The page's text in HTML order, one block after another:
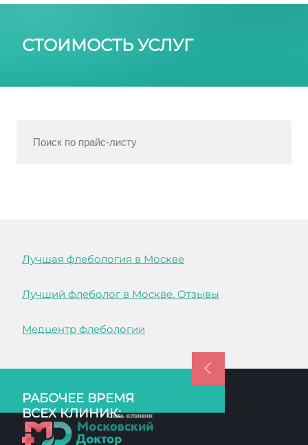
СТОИМОСТЬ УСЛУГ
Лучшая флебология в Москве
Лучший флеболог в Москве. Отзывы
Медцентр флебологии
РАБОЧЕЕ ВРЕМЯ
ВСЕХ КЛИНИК: